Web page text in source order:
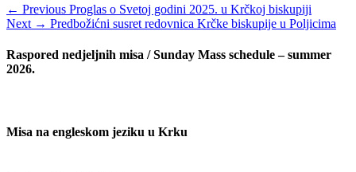
Navigacija
objava
← Previous Previous
post:
Proglas o Svetoj godini 2025. u Krčkoj biskupiji
Next → Next
Predbožićni susret redovnica Krčke biskupije u Poljicima
Raspored nedjeljnih misa / Sunday Mass schedule – summer
2026.
Misa na engleskom jeziku u Krku